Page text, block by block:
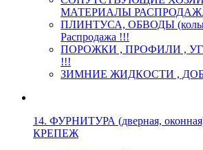
МАТЕРИАЛЫ
ПЛИНТУСА, ОБВОДЫ
Распродажа !!!
ПОРОЖКИ , ПРОФИЛИ ,
!!!
ЗИМНИЕ ЖИДКОСТИ ,
14. ФУРНИТУРА (дверная,
КРЕПЕЖ